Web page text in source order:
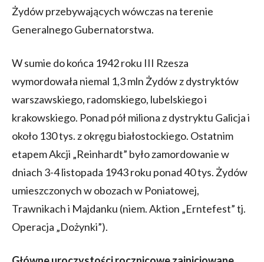
Żydów przebywających wówczas na terenie
Generalnego Gubernatorstwa.
W sumie do końca 1942 roku III Rzesza
wymordowała niemal 1,3 mln Żydów z dystryktów
warszawskiego, radomskiego, lubelskiego i
krakowskiego. Ponad pół miliona z dystryktu Galicja i
około 130 tys. z okręgu białostockiego. Ostatnim
etapem Akcji „Reinhardt” było zamordowanie w
dniach 3-4 listopada 1943 roku ponad 40 tys. Żydów
umieszczonych w obozach w Poniatowej,
Trawnikach i Majdanku (niem. Aktion „Erntefest” tj.
Operacja „Dożynki”).